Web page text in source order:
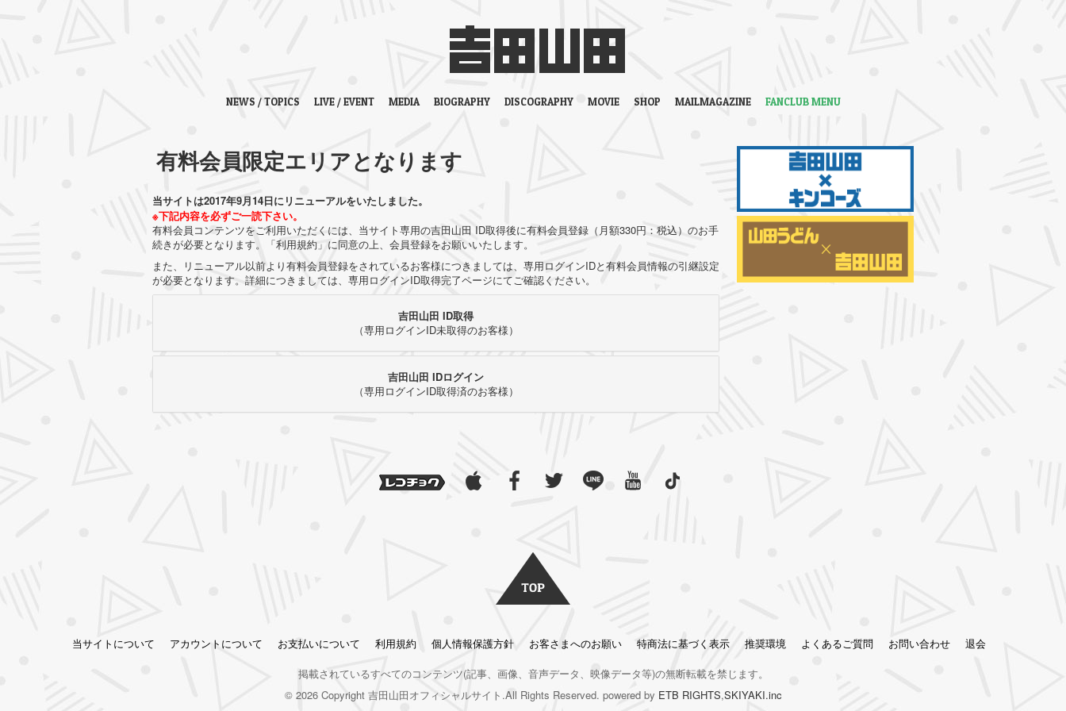
NEWS / TOPICS LIVE / EVENT MEDIA BIOGRAPHY DISCOGRAPHY MOVIE SHOP MAILMAGAZINE FANCLUB MENU
有料会員限定エリアとなります
当サイトは2017年9月14日にリニューアルをいたしました。
※下記内容を必ずご一読下さい。
有料会員コンテンツをご利用いただくには、当サイト専用の吉田山田 ID取得後に有料会員登録（月額330円：税込）のお手
続きが必要となります。「利用規約」に同意の上、会員登録をお願いいたします。
また、リニューアル以前より有料会員登録をされているお客様につきましては、専用ログインIDと有料会員情報の引継設定
が必要となります。詳細につきましては、専用ログインID取得完了ページにてご確認ください。
吉田山田 ID取得
（専用ログインID未取得のお客様）
吉田山田 IDログイン
（専用ログインID取得済のお客様）
当サイトについて アカウントについて お支払いについて 利用規約 個人情報保護方針 お客さまへのお願い 特商法に基づく表示 推奨環境 よくあるご質問 お問い合わせ
退会
掲載されているすべてのコンテンツ(記事、画像、音声データ、映像データ等)の無断転載を禁じます。
© 2026 Copyright 吉田山田オフィシャルサイト.All Rights Reserved. powered by ETB RIGHTS,SKIYAKI.inc